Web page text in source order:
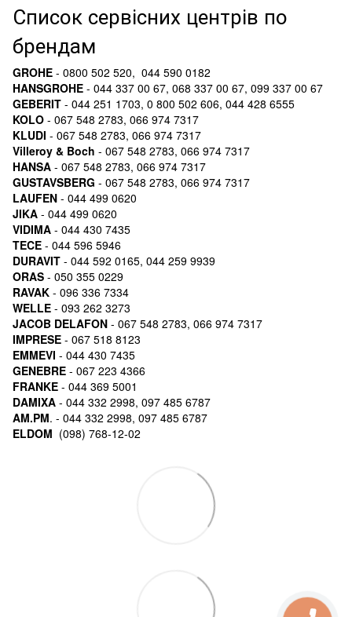
Список сервісних центрів по
брендам
GROHE - 0800 502 520, 044 590 0182
HANSGROHE - 044 337 00 67, 068 337 00 67, 099 337 00 67
GEBERIT - 044 251 1703, 0 800 502 606, 044 428 6555
KOLO - 067 548 2783, 066 974 7317
KLUDI - 067 548 2783, 066 974 7317
Villeroy & Boch - 067 548 2783, 066 974 7317
HANSA - 067 548 2783, 066 974 7317
GUSTAVSBERG - 067 548 2783, 066 974 7317
LAUFEN - 044 499 0620
JIKA - 044 499 0620
VIDIMA - 044 430 7435
TECE - 044 596 5946
DURAVIT - 044 592 0165, 044 259 9939
ORAS - 050 355 0229
RAVAK - 096 336 7334
WELLE - 093 262 3273
JACOB DELAFON - 067 548 2783, 066 974 7317
IMPRESE - 067 518 8123
EMMEVI - 044 430 7435
GENEBRE - 067 223 4366
FRANKE - 044 369 5001
DAMIXA - 044 332 2998, 097 485 6787
AM.PM. - 044 332 2998, 097 485 6787
ELDOM (098) 768-12-02